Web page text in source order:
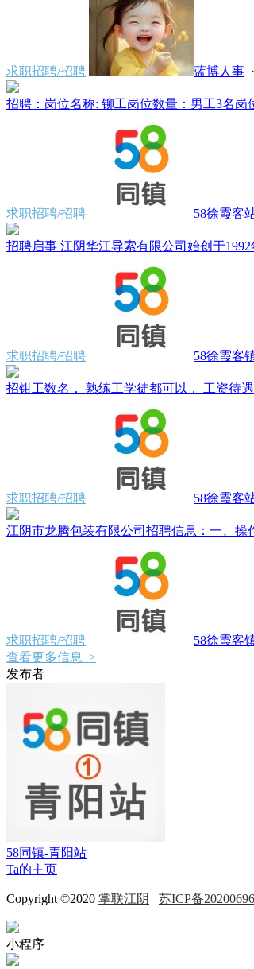
求职招聘/招聘 蓝博人事 ·
招聘：岗位名称: 铆工岗位数量：男工3名岗
求职招聘/招聘 58徐霞客
招聘启事 江阴华江导索有限公司始创于
求职招聘/招聘 58徐霞客
招钳工数名， 熟练工学徒都可以， 工资待
求职招聘/招聘 58徐霞客
江阴市龙腾包装有限公司招聘信息：一、操
求职招聘/招聘 58徐霞客
查看更多信息 >
发布者
58同镇-青阳站
Ta的主页
Copyright ©2020 掌联江阴 苏ICP备
小程序